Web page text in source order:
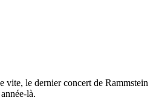
vite, le dernier concert de Rammstein
là.